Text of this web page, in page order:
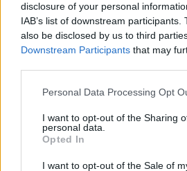
disclosure of your personal
IAB’s list of downstream
also be disclosed by us to third
Downstream Participants that may
Please note that this website/app
not limited to your visit or usage
grant or deny consent to Google and
use your data for below specified
consent section.
Personal Data Processing Opt
I want to opt-out of the Sharing
personal data.
Opted In
I want to opt-out of the Sale of